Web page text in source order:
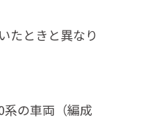
たときと異なり
の車両（編成